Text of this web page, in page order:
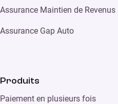
Assurance Maintien de Revenus
Assurance Gap Auto
Produits
Paiement en plusieurs fois